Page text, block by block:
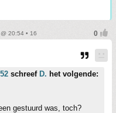
20:54 • 16
schreef D. het volgende:
gestuurd was, toch?